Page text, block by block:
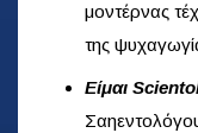
μοντέρνας
της
Είμαι